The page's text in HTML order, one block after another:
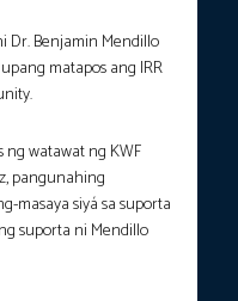
Dr. Benjamin Mendillo
matapos ang IRR
watawat ng KWF
pangunahing
masaya siyá sa suporta
suporta ni Mendillo